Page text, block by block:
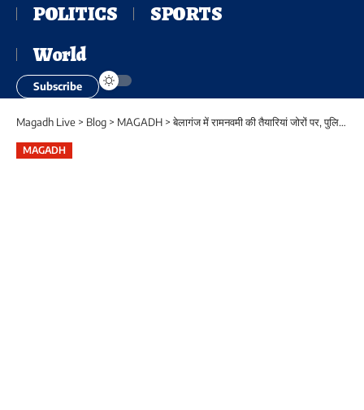
POLITICS
SPORTS
World
Subscribe
Magadh Live > Blog > MAGADH >बेलागंज में रामनवमी की तैयारियां जोरों पर, पुलिस ने निकाला फ्लैग मार्च
MAGADH